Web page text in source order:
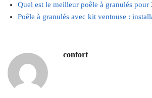
Quel est le meilleur poêle à granulés pour
Poêle à granulés avec kit ventouse :
confort